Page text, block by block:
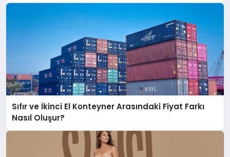
Sıfır ve İkinci El Konteyner Arasındaki Fiyat Farkı
Nasıl Oluşur?